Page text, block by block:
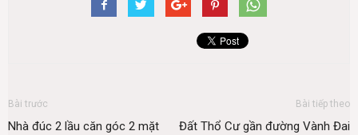
Bài trước
Nhà đúc 2 lầu căn góc 2 mặt
Bài tiếp theo
Đất Thổ Cư gần đường Vành Đai